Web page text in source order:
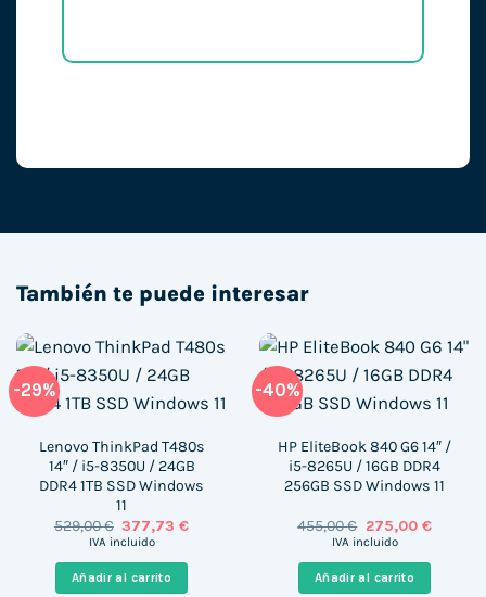
También te puede interesar
-29%
Lenovo ThinkPad T480s
14″ / i5-8350U / 24GB
DDR4 1TB SSD Windows
11
529,00€ El
precio
era:
529,00 €.
377,73€El
IVA incluido
Añadir al carrito
-40%
HP EliteBook 840 G6 14″ /
i5-8265U / 16GB DDR4
256GB SSD Windows 11
455,00€ El
precio
era:
455,00 €.
275,00 €El
es:
IVA incluido
Añadir al carrito